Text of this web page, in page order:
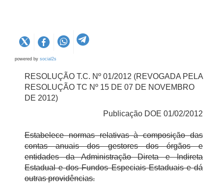
powered by social2s
RESOLUÇÃO T.C. Nº 01/2012 (REVOGADA PELA
RESOLUÇÃO TC Nº 15 DE 07 DE NOVEMBRO
DE 2012)
Publicação DOE 01/02/2012
Estabelece normas relativas à composição das
contas anuais dos gestores dos órgãos e
entidades da Administração Direta e Indireta
Estadual e dos Fundos Especiais Estaduais e dá
outras providências.